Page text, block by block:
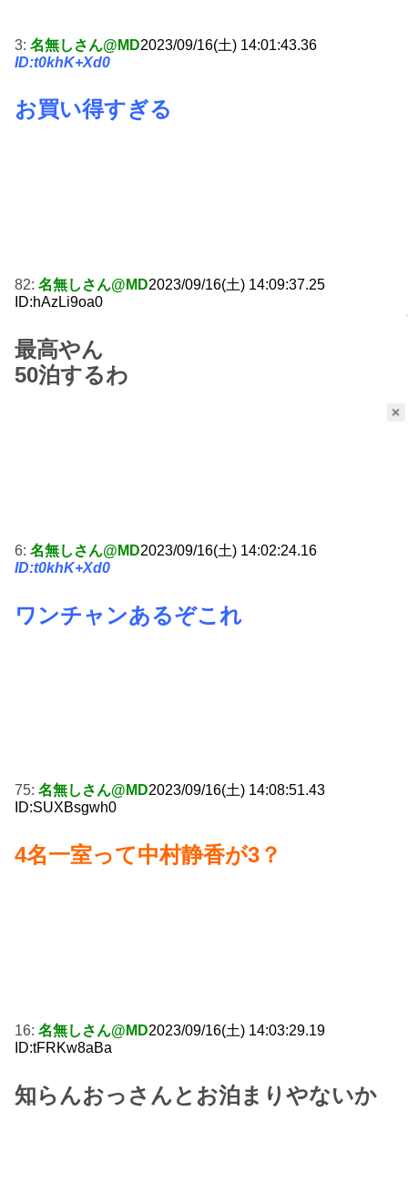
×
3: 名無しさん@MD2023/09/16(土) 14:01:43.36
ID:t0khK+Xd0
お買い得すぎる
82: 名無しさん@MD2023/09/16(土) 14:09:37.25
ID:hAzLi9oa0
最高やん
50泊するわ
6: 名無しさん@MD2023/09/16(土) 14:02:24.16
ID:t0khK+Xd0
ワンチャンあるぞこれ
75: 名無しさん@MD2023/09/16(土) 14:08:51.43
ID:SUXBsgwh0
4名一室って中村静香が3？
16: 名無しさん@MD2023/09/16(土) 14:03:29.19
ID:tFRKw8aBa
知らんおっさんとお泊まりやないか